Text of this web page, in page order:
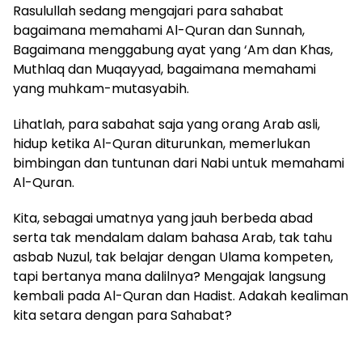
Rasulullah sedang mengajari para sahabat
bagaimana memahami Al-Quran dan Sunnah,
Bagaimana menggabung ayat yang ‘Am dan Khas,
Muthlaq dan Muqayyad, bagaimana memahami
yang muhkam-mutasyabih.
Lihatlah, para sabahat saja yang orang Arab asli,
hidup ketika Al-Quran diturunkan, memerlukan
bimbingan dan tuntunan dari Nabi untuk memahami
Al-Quran.
Kita, sebagai umatnya yang jauh berbeda abad
serta tak mendalam dalam bahasa Arab, tak tahu
asbab Nuzul, tak belajar dengan Ulama kompeten,
tapi bertanya mana dalilnya? Mengajak langsung
kembali pada Al-Quran dan Hadist. Adakah kealiman
kita setara dengan para Sahabat?